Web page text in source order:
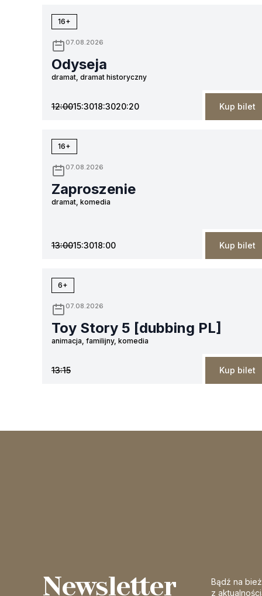
16+
07.08.2026
Odyseja
dramat, dramat historyczny
12:0015:3018:3020:20 Kup bilet
16+
07.08.2026
Zaproszenie
dramat, komedia
13:0015:3018:00 Kup bilet
6+
07.08.2026
Toy Story 5 [dubbing PL]
animacja, familijny, komedia
13:15 Kup bilet
Newsletter
Bądź na
z